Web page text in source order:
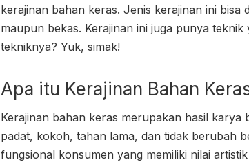
kerajinan bahan keras. Jenis kerajinan ini bisa
maupun bekas. Kerajinan ini juga punya teknik
tekniknya? Yuk, simak!
Apa itu Kerajinan Bahan
Kerajinan bahan keras merupakan hasil karya
padat, kokoh, tahan lama, dan tidak berubah
fungsional konsumen yang memiliki nilai